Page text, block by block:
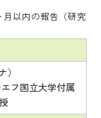
以内の報告（研究
フ国立大学付属